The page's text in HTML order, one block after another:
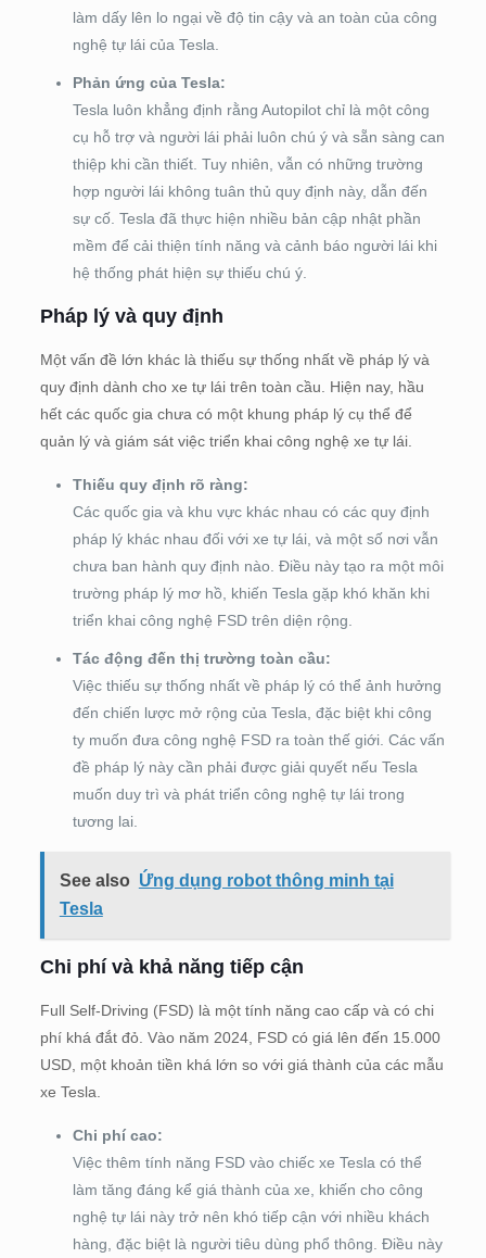
làm dấy lên lo ngại về độ tin cậy và an toàn của công
nghệ tự lái của Tesla.
Phản ứng của Tesla:
Tesla luôn khẳng định rằng Autopilot chỉ là một công
cụ hỗ trợ và người lái phải luôn chú ý và sẵn sàng can
thiệp khi cần thiết. Tuy nhiên, vẫn có những trường
hợp người lái không tuân thủ quy định này, dẫn đến
sự cố. Tesla đã thực hiện nhiều bản cập nhật phần
mềm để cải thiện tính năng và cảnh báo người lái khi
hệ thống phát hiện sự thiếu chú ý.
Pháp lý và quy định
Một vấn đề lớn khác là thiếu sự thống nhất về pháp lý và
quy định dành cho xe tự lái trên toàn cầu. Hiện nay, hầu
hết các quốc gia chưa có một khung pháp lý cụ thể để
quản lý và giám sát việc triển khai công nghệ xe tự lái.
Thiếu quy định rõ ràng:
Các quốc gia và khu vực khác nhau có các quy định
pháp lý khác nhau đối với xe tự lái, và một số nơi vẫn
chưa ban hành quy định nào. Điều này tạo ra một môi
trường pháp lý mơ hồ, khiến Tesla gặp khó khăn khi
triển khai công nghệ FSD trên diện rộng.
Tác động đến thị trường toàn cầu:
Việc thiếu sự thống nhất về pháp lý có thể ảnh hưởng
đến chiến lược mở rộng của Tesla, đặc biệt khi công
ty muốn đưa công nghệ FSD ra toàn thế giới. Các vấn
đề pháp lý này cần phải được giải quyết nếu Tesla
muốn duy trì và phát triển công nghệ tự lái trong
tương lai.
See also Ứng dụng robot thông minh tại
Tesla
Chi phí và khả năng tiếp cận
Full Self-Driving (FSD) là một tính năng cao cấp và có chi
phí khá đắt đỏ. Vào năm 2024, FSD có giá lên đến 15.000
USD, một khoản tiền khá lớn so với giá thành của các mẫu
xe Tesla.
Chi phí cao:
Việc thêm tính năng FSD vào chiếc xe Tesla có thể
làm tăng đáng kể giá thành của xe, khiến cho công
nghệ tự lái này trở nên khó tiếp cận với nhiều khách
hàng, đặc biệt là người tiêu dùng phổ thông. Điều này